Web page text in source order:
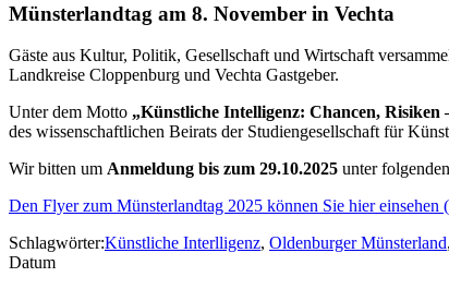
Münsterlandtag am 8. November in Vechta
Gäste aus Kultur, Politik, Gesellschaft und Wirtschaft
Landkreise Cloppenburg und Vechta Gastgeber.
Unter dem Motto „Künstliche Intelligenz: Chancen, Risiken
des wissenschaftlichen Beirats der Studiengesellschaft für
Wir bitten um Anmeldung bis zum 29.10.2025 unter
Den Flyer zum Münsterlandtag 2025 können Sie hier einsehen
Schlagwörter:Künstliche Interlligenz, Oldenburger Münsterland,
Datum